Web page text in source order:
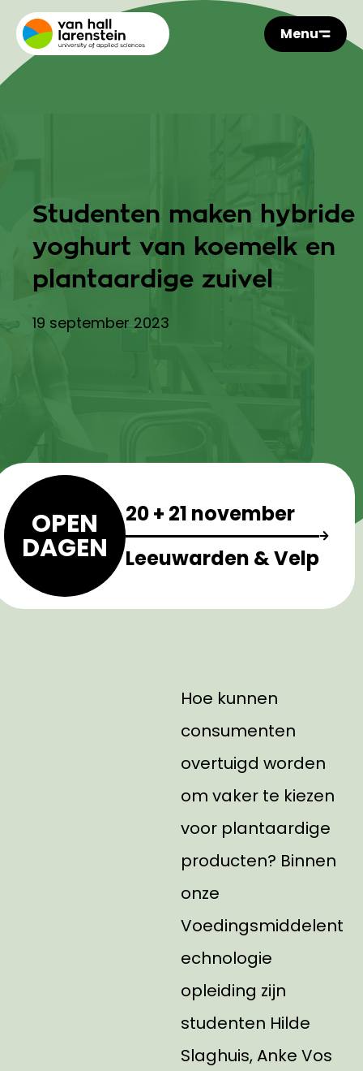
Menu
Studenten maken hybride
yoghurt van koemelk en
plantaardige zuivel
19 september 2023
OPEN
DAGEN
20 + 21 november
Leeuwarden & Velp
Hoe kunnen
consumenten
overtuigd worden
om vaker te kiezen
voor plantaardige
producten? Binnen
onze
Voedingsmiddelent
echnologie
opleiding zijn
studenten Hilde
Slaghuis, Anke Vos